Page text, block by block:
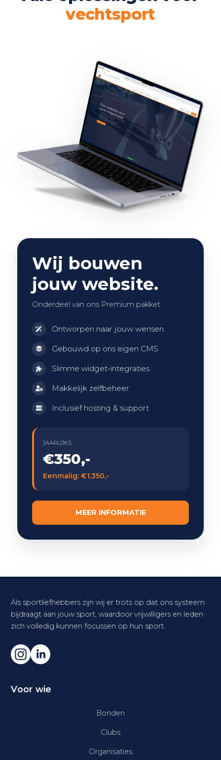
vechtsport
Wij bouwen
jouw website.
Onderdeel van ons Premium pakket.
Ontworpen naar jouw wensen
Gebouwd op ons eigen CMS
Slimme widget-integraties
Makkelijk zelfbeheer
Inclusief hosting & support
JAARLIJKS
€350,-
Eenmalig: €1.350,-
MEER INFORMATIE
Als sportliefhebbers zijn wij er trots op dat ons systeem
bijdraagt aan jouw sport, waardoor vrijwilligers en leden
zich volledig kunnen focussen op hun sport.
Voor wie
Bonden
Clubs
Organisaties